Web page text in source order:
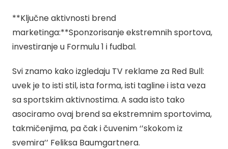
**Ključne aktivnosti brend
marketinga:**Sponzorisanje ekstremnih sportova,
investiranje u Formulu 1 i fudbal.
Svi znamo kako izgledaju TV reklame za Red Bull:
uvek je to isti stil, ista forma, isti tagline i ista veza
sa sportskim aktivnostima. A sada isto tako
asociramo ovaj brend sa ekstremnim sportovima,
takmičenjima, pa čak i čuvenim ‘’skokom iz
svemira’’ Feliksa Baumgartnera.